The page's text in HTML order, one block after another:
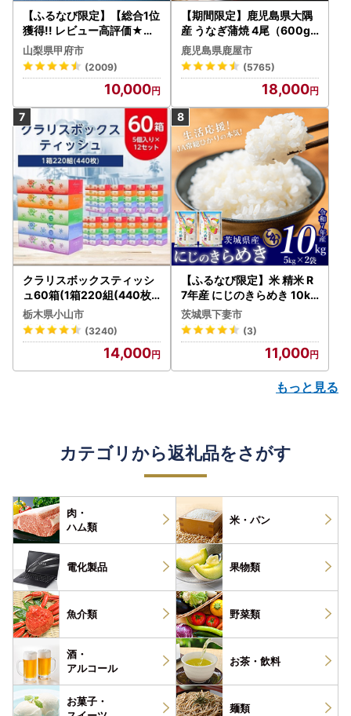
【ふるなび限定】【総合1位
獲得!! レビュー高評価★】
〈2026年度配送分〉山梨
県産 シャインマスカット 2
～3房（1.0kg以上）シャイ
ン フルーツ FN-Limited-S
P
山梨県甲府市
(2009)
10,000
【期間限定】鹿児島県大隅
産 うなぎ蒲焼 4尾（600g
） KN007-004-04-cp18
うなぎ 鰻 魚 惣菜 総菜
鹿児島県鹿屋市
(5765)
18,000
クラリスボックスティッシ
ュ60箱(1箱220組(440枚))
(5個入り×12セット)【配送
不可地域：離島・沖縄県】
【1256759】
栃木県小山市
(3240)
14,000
【ふるなび限定】米 精米 R
7年産 にじのきらめき 10kg
10月 FN-Limited-PR
茨城県下妻市
(3)
11,000
もっと見る
カテゴリから返礼品をさがす
肉・
ハム類
米・パン
電化製品 果物類
魚介類 野菜類
酒・
アルコール
お茶・ 飲料
お菓子・
麺類